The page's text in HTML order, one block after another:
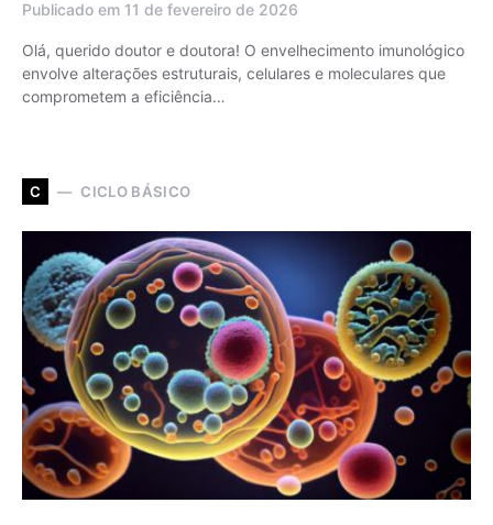
Publicado em 11 de fevereiro de 2026
Olá, querido doutor e doutora! O envelhecimento imunológico
envolve alterações estruturais, celulares e moleculares que
comprometem a eficiência…
C CICLO BÁSICO